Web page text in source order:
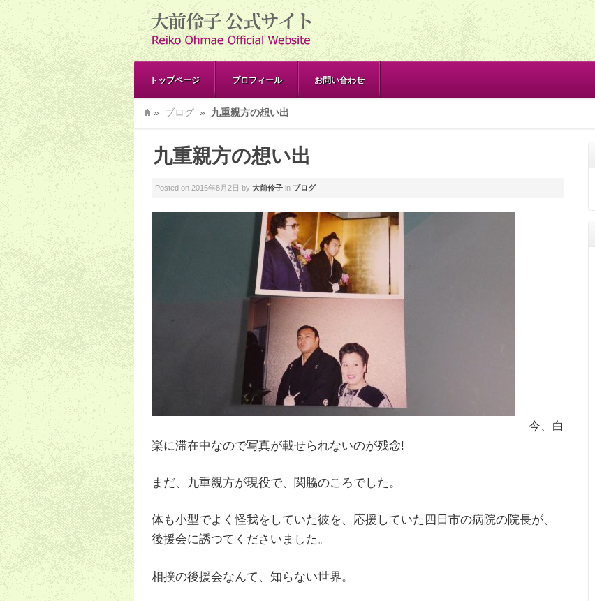
トップページ プロフィール お問い合わせ
» ブログ » 九重親方の想い出
九重親方の想い出
Posted on 2016年8月2日 by 大前伶子 in ブログ
今、白
楽に滞在中なので写真が載せられないのが残念!
まだ、九重親方が現役で、関脇のころでした。
体も小型でよく怪我をしていた彼を、応援していた四日市の病院の院長が、
後援会に誘つてくださいました。
相撲の後援会なんて、知らない世界。